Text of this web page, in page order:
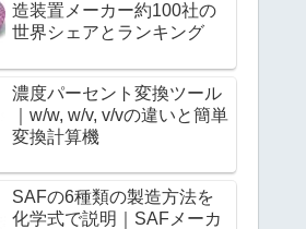
造装置メーカー約100社の
世界シェアとランキング
濃度パーセント変換ツール
｜w/w, w/v, v/vの違いと簡単
変換計算機
SAFの6種類の製造方法を
化学式で説明｜SAFメーカ